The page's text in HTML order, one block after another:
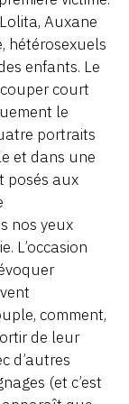
Auxane
hétérosexuels
enfants. Le
court
le
portraits
et dans une
posés aux
nos yeux
L’occasion
comment,
de leur
d’autres
(et c’est